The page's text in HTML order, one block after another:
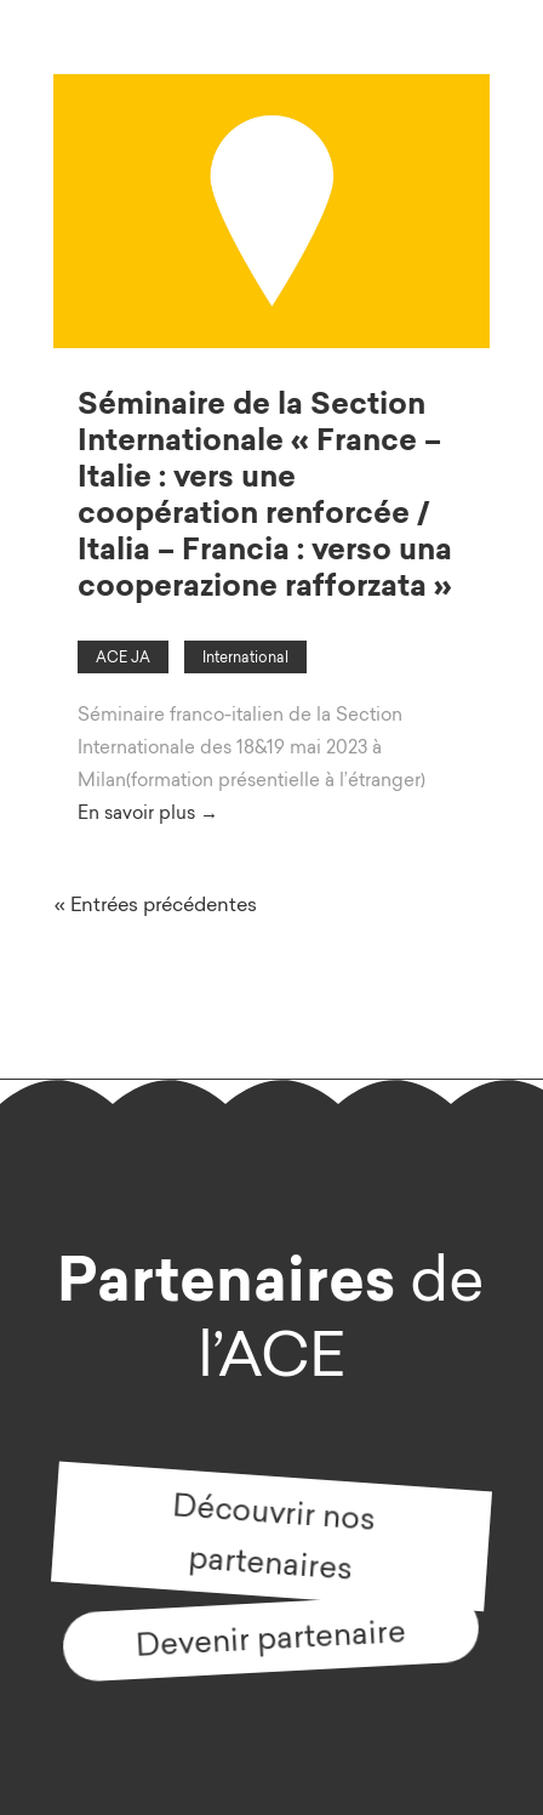
Séminaire de la Section
Internationale « France –
Italie : vers une
coopération renforcée /
Italia – Francia : verso una
cooperazione rafforzata »
ACE JA International
Séminaire franco-italien de la Section
Internationale des 18&19 mai 2023 à
Milan(formation présentielle à l’étranger)
En savoir plus →
« Entrées précédentes
Partenaires de
l’ACE
Découvrir nos
partenaires
Devenir partenaire